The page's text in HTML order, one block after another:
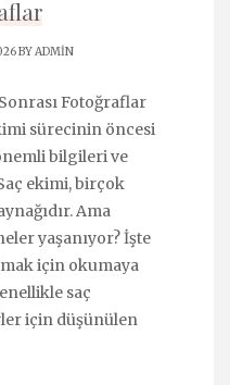
BYADMIN
Fotoğraflar
sürecinin öncesi
bilgileri ve
ekimi, birçok
Ama
yaşanıyor? İşte
için okumaya
saç
için düşünülen